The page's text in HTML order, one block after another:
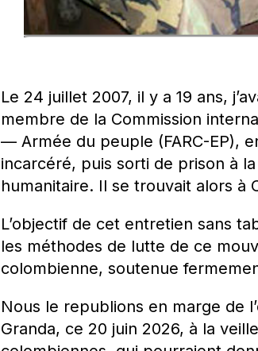
Le 24 juillet 2007, il y a 19 ans,
membre de la Commission
— Armée du peuple (FARC-EP),
incarcéré, puis sorti de prison à
humanitaire. Il se trouvait alors à
L’objectif de cet entretien sans
les méthodes de lutte de ce
colombienne, soutenue
Nous le republions en marge de
Granda, ce 20 juin 2026, à la